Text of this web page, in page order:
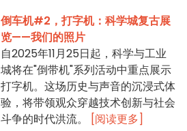
倒车机#2，打字机：科学城复古展
览——我们的照片
自2025年11月25日起，科学与工业
城将在"倒带机"系列活动中重点展示
打字机。这场历史与声音的沉浸式体
验，将带领观众穿越技术创新与社会
斗争的时代洪流。
[阅读更多]